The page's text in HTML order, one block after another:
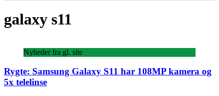
galaxy s11
Nyheder fra gl. site
Rygte: Samsung Galaxy S11 har 108MP kamera og
5x telelinse